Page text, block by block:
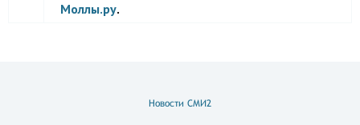
Моллы.ру.
Новости СМИ2